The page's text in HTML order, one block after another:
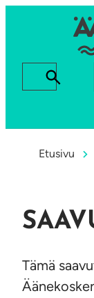
Etusivu
Tämä